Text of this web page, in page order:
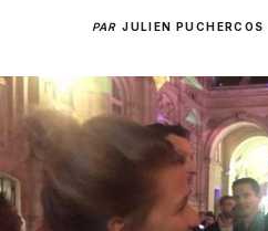
PARJULIEN PUCHERCOS